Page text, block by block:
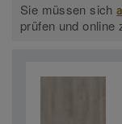
Sie müssen sich
prüfen und online